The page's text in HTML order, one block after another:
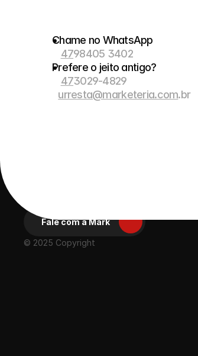
Chame no WhatsApp
4798405 3402
Prefere o jeito antigo?
473029-4829
urresta@marketeria.com.br
Fale com a Mark
© 2025 Copyright